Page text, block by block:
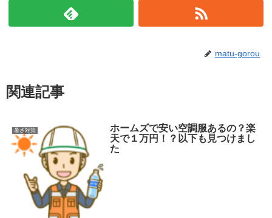
matu-gorou
関連記事
暑さ対策
ホームズで安い空調服あるの？楽
天で１万円！？以下も見つけまし
た